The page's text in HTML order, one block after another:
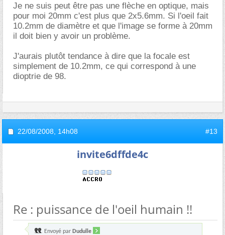
Je ne suis peut être pas une flèche en optique, mais
pour moi 20mm c'est plus que 2x5.6mm. Si l'oeil fait
10.2mm de diamètre et que l'image se forme à 20mm
il doit bien y avoir un problème.
J'aurais plutôt tendance à dire que la focale est
simplement de 10.2mm, ce qui correspond à une
dioptrie de 98.
22/08/2008, 14h08 #13
invite6dffde4c
Re : puissance de l'oeil humain !!
Envoyé par Dudulle